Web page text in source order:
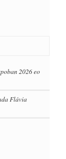
2026 eo
Flávia